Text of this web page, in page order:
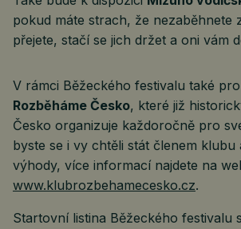
pokud máte strach, že nezaběhnete
přejete, stačí se jich držet a oni vám
V rámci Běžeckého festivalu také
Rozběháme Česko, které již
Česko organizuje každoročně pro
byste se i vy chtěli stát členem klubu
výhody, více informací najdete na
www.klubrozbehamecesko.cz.
Startovní listina Běžeckého festivalu